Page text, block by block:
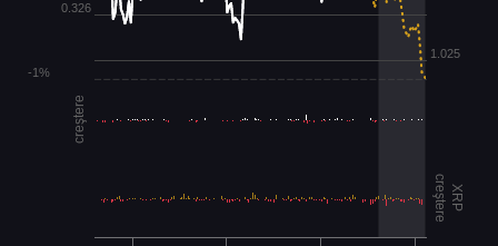
creştere
XRP
creştere
0.326
-1%
1.025